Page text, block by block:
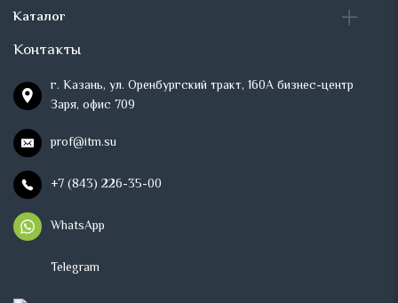
Каталог
Контакты
г. Казань, ул. Оренбургский тракт, 160А бизнес-центр
Заря, офис 709
prof@itm.su
+7 (843) 226-35-00
WhatsApp
Telegram